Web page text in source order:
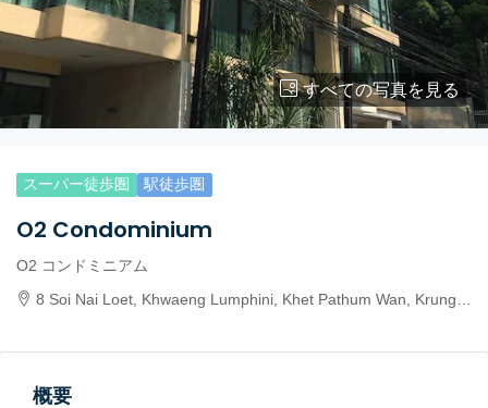
すべての写真を見る
スーパー徒歩圏 駅徒歩圏
O2 Condominium
O2 コンドミニアム
8 Soi Nai Loet, Khwaeng Lumphini, Khet Pathum Wan, Krung Thep Maha Nakhon 10330, Thailand
概要